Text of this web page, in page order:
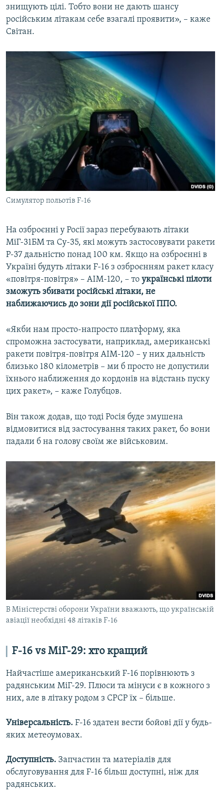
знищують цілі. Тобто вони не дають шансу
російським літакам себе взагалі проявити», – каже
Світан.
Симулятор польотів F-16
На озброєнні у Росії зараз перебувають літаки
МіГ-31БМ та Су-35, які можуть застосовувати ракети
Р-37 дальністю понад 100 км. Якщо на озброєнні в
Україні будуть літаки F-16 з озброєнням ракет класу
«повітря-повітря» – АІМ-120, – то українські пілоти
зможуть збивати російські літаки, не
наближаючись до зони дії російської ППО.
«Якби нам просто-напросто платформу, яка
спроможна застосувати, наприклад, американські
ракети повітря-повітря AIM-120 – у них дальність
близько 180 кілометрів – ми б просто не допустили
їхнього наближення до кордонів на відстань пуску
цих ракет», – каже Голубцов.
Він також додав, що тоді Росія буде змушена
відмовитися від застосування таких ракет, бо вони
падали б на голову своїм же військовим.
В Міністерстві оборони України вважають, що українській
авіації необхідні 48 літаків F-16
F-16 vs МіГ-29: хто кращий
Найчастіше американський F-16 порівнюють з
радянським МіГ-29. Плюси та мінуси є в кожного з
них, але в літаку родом з СРСР їх – більше.
Універсальність. F-16 здатен вести бойові дії у будь-
яких метеоумовах.
Доступність. Запчастин та матеріалів для
обслуговування для F-16 більш доступні, ніж для
радянських.